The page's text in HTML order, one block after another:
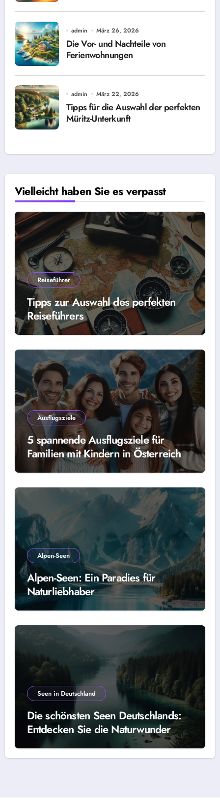
admin März 26, 2026
Die Vor- und Nachteile von
Ferienwohnungen
admin März 22, 2026
Tipps für die Auswahl der perfekten
Müritz-Unterkunft
Vielleicht haben Sie es verpasst
Reiseführer
Tipps zur Auswahl des perfekten
Reiseführers
Ausflugsziele
5 spannende Ausflugsziele für
Familien mit Kindern in Österreich
Alpen-Seen
Alpen-Seen: Ein Paradies für
Naturliebhaber
Seen in Deutschland
Die schönsten Seen Deutschlands:
Entdecken Sie die Naturwunder